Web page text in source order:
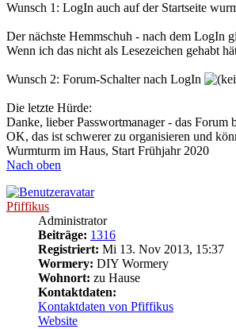
Wunsch 1: LogIn auch auf der Startseite
Der nächste Hemmschuh - nach dem LogIn
Wenn ich das nicht als Lesezeichen gehabt
Wunsch 2: Forum-Schalter nach LogIn
Die letzte Hürde:
Danke, lieber Passwortmanager - das
OK, das ist schwerer zu organisieren und
Wurmturm im Haus, Start Frühjahr 2020
Nach oben
Pfiffikus
Administrator
Beiträge: 1316
Registriert: Mi 13. Nov 2013, 15:37
Wormery: DIY Wormery
Wohnort: zu Hause
Kontaktdaten:
Kontaktdaten von Pfiffikus
Website